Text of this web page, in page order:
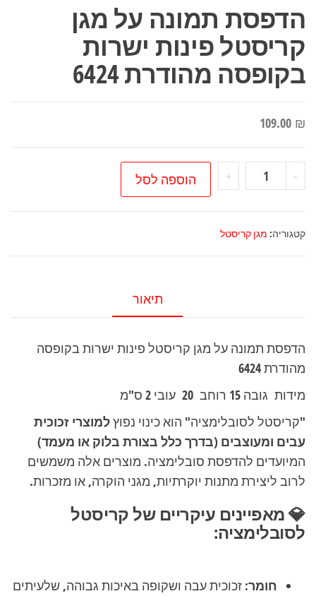
הדפסת תמונה על מגן
קריסטל פינות ישרות
בקופסה מהודרת 6424
109.00 ₪
-
כמות
של
תמונה
בקופסה
מהודרת
6424
+ הוספה לסל
קטגוריה: מגן קריסטל
תיאור
הדפסת תמונה על מגן קריסטל פינות ישרות בקופסה
מהודרת 6424
מידות גובה 15 רוחב 20 עובי 2 ס"מ
"קריסטל לסובלימציה" הוא כינוי נפוץלמוצרי זכוכית
עבים ומעוצבים (בדרך כלל בצורת בלוק או מעמד)
המיועדים להדפסת סובלימציה. מוצרים אלה משמשים
לרוב ליצירת מתנות יוקרתיות, מגני הוקרה, או מזכרות.
💎 מאפיינים עיקריים של קריסטל
לסובלימציה:
חומר: זכוכית עבה ושקופה באיכות גבוהה, שלעיתים